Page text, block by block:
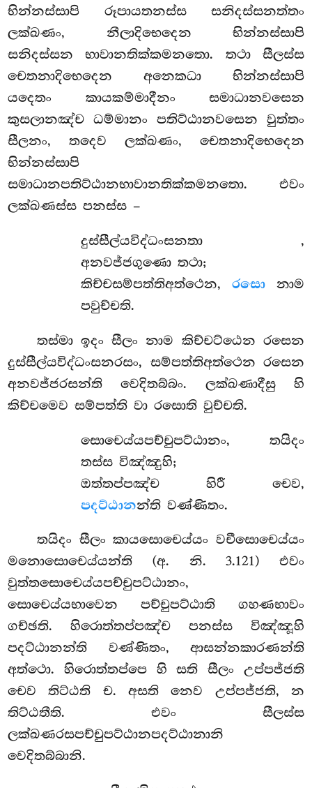
භින්නස්සාපි රූපායතනස්ස සනිදස්සනත්තං
ලක්ඛණං, නීලාදිභෙදෙන භින්නස්සාපි
සනිදස්සන භාවානතික්කමනතො. තථා සීලස්ස
චෙතනාදිභෙදෙන අනෙකධා භින්නස්සාපි
යදෙතං කායකම්මාදීනං සමාධානවසෙන
කුසලානඤ්ච ධම්මානං පතිට්ඨානවසෙන වුත්තං
සීලනං, තදෙව ලක්ඛණං, චෙතනාදිභෙදෙන
භින්නස්සාපි
සමාධානපතිට්ඨානභාවානතික්කමනතො. එවං
ලක්ඛණස්ස පනස්ස –
දුස්සීල්යවිද්ධංසනතා ,
අනවජ්ජගුණො තථා;
කිච්චසම්පත්තිඅත්ථෙන, රසොනාම
පවුච්චති.
තස්මාඉදං සීලං නාම කිච්චට්ඨෙන රසෙන
දුස්සීල්යවිද්ධංසනරසං, සම්පත්තිඅත්ථෙන රසෙන
අනවජ්ජරසන්ති වෙදිතබ්බං. ලක්ඛණාදීසු හි
කිච්චමෙව සම්පත්ති වා රසොති වුච්චති.
සොචෙය්යපච්චුපට්ඨානං, තයිදං
තස්ස විඤ්ඤුහි;
ඔත්තප්පඤ්ච හිරී චෙව,
පදට්ඨානන්ති වණ්ණිතං.
තයිදං සීලං කායසොචෙය්යං වචීසොචෙය්යං
මනොසොචෙය්යන්ති (අ. නි. 3.121) එවං
වුත්තසොචෙය්යපච්චුපට්ඨානං,
සොචෙය්යභාවෙන පච්චුපට්ඨාති ගහණභාවං
ගච්ඡති. හිරොත්තප්පඤ්ච පනස්ස විඤ්ඤූහි
පදට්ඨානන්ති වණ්ණිතං, ආසන්නකාරණන්ති
අත්ථො. හිරොත්තප්පෙ හි සති සීලං උප්පජ්ජති
චෙව තිට්ඨති ච. අසති නෙව උප්පජ්ජති, න
තිට්ඨතීති. එවං සීලස්ස
ලක්ඛණරසපච්චුපට්ඨානපදට්ඨානානි
වෙදිතබ්බානි.